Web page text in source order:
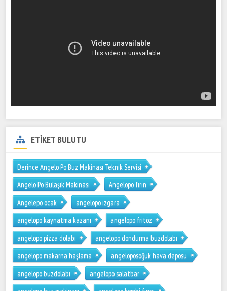
ETİKET BULUTU
Derince Angelo Po Buz Makinası Teknik Servisi
Angelo Po Bulaşık Makinası
Angelopo fırın
Angelepo ocak
angelopo ızgara
angelopo kaynatma kazanı
angelopo fritöz
angelopo pizza dolabı
angelopo dondurma buzdolabı
angelopo makarna haşlama
angeloposoğuk hava deposu
angelopo buzdolabı
angelopo salatbar